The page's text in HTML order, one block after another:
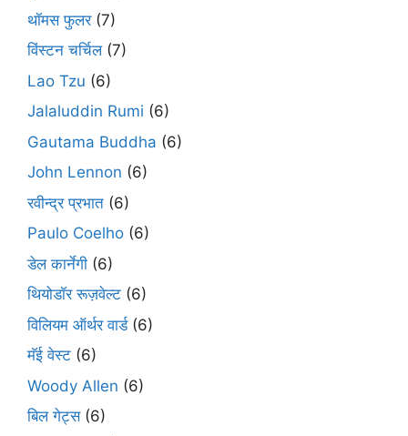
थॉमस फुलर(7)
विंस्टन चर्चिल(7)
Lao Tzu (6)
Jalaluddin Rumi (6)
Gautama Buddha (6)
John Lennon (6)
रवीन्द्र प्रभात (6)
Paulo Coelho (6)
डेल कार्नेगी (6)
थियोडॉर रूज़वेल्ट (6)
विलियम ऑर्थर वार्ड(6)
मॅई वेस्ट (6)
Woody Allen (6)
बिल गेट्स(6)